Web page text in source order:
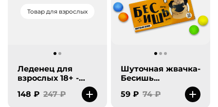
Товар для взрослых
Леденец для
взрослых 18+ -
бывшего-
148 ₽ 247 ₽
Шуточная жвачка-
Бесишь...
59 ₽ 74 ₽